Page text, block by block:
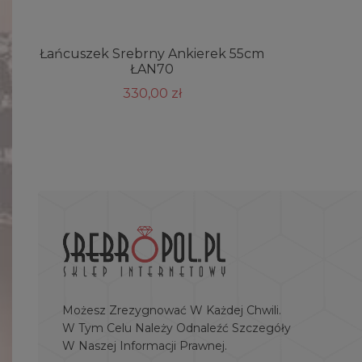
Łańcuszek Srebrny Ankierek 55cm
ŁAN70
330,00 zł
Możesz Zrezygnować W Każdej Chwili.
W Tym Celu Należy Odnaleźć Szczegóły
W Naszej Informacji Prawnej.